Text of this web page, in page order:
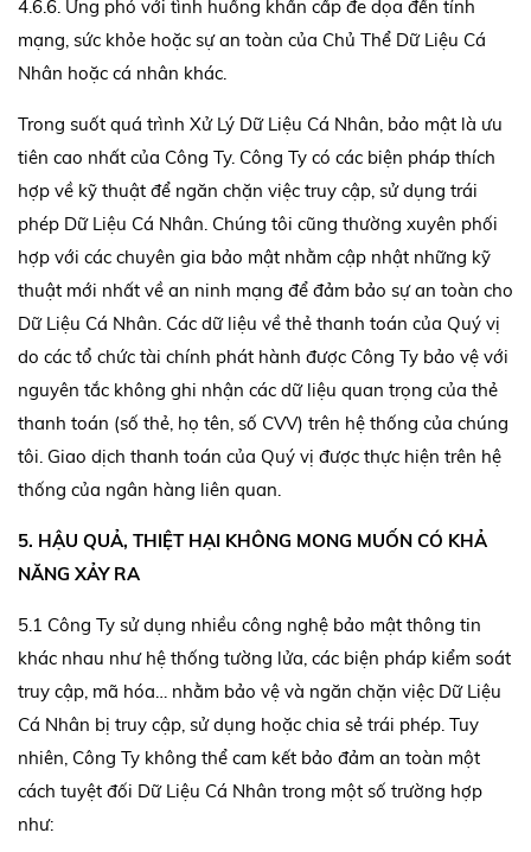
4.6.6. Ứng phó với tình huống khẩn cấp đe dọa đến tính
mạng, sức khỏe hoặc sự an toàn của Chủ Thể Dữ Liệu Cá
Nhân hoặc cá nhân khác.
Trong suốt quá trình Xử Lý Dữ Liệu Cá Nhân, bảo mật là ưu
tiên cao nhất của Công Ty. Công Ty có các biện pháp thích
hợp về kỹ thuật để ngăn chặn việc truy cập, sử dụng trái
phép Dữ Liệu Cá Nhân. Chúng tôi cũng thường xuyên phối
hợp với các chuyên gia bảo mật nhằm cập nhật những kỹ
thuật mới nhất về an ninh mạng để đảm bảo sự an toàn cho
Dữ Liệu Cá Nhân. Các dữ liệu về thẻ thanh toán của Quý vị
do các tổ chức tài chính phát hành được Công Ty bảo vệ với
nguyên tắc không ghi nhận các dữ liệu quan trọng của thẻ
thanh toán (số thẻ, họ tên, số CVV) trên hệ thống của chúng
tôi. Giao dịch thanh toán của Quý vị được thực hiện trên hệ
thống của ngân hàng liên quan.
5. HẬU QUẢ, THIỆT HẠI KHÔNG MONG MUỐN CÓ KHẢ
NĂNG XẢY RA
5.1 Công Ty sử dụng nhiều công nghệ bảo mật thông tin
khác nhau như hệ thống tường lửa, các biện pháp kiểm soát
truy cập, mã hóa… nhằm bảo vệ và ngăn chặn việc Dữ Liệu
Cá Nhân bị truy cập, sử dụng hoặc chia sẻ trái phép. Tuy
nhiên, Công Ty không thể cam kết bảo đảm an toàn một
cách tuyệt đối Dữ Liệu Cá Nhân trong một số trường hợp
như: